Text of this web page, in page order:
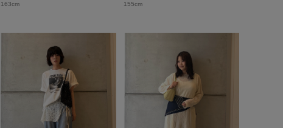
163cm 155cm